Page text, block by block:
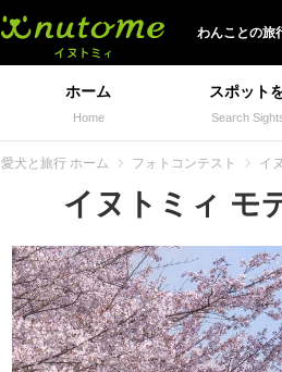
わんことの旅
ホーム
Home
スポット
Search
愛犬と旅行 ホーム フォトコンテスト イ
イヌトミィ モ